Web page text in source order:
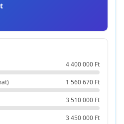
4 400 000 Ft
1 560 670 Ft
3 510 000 Ft
3 450 000 Ft